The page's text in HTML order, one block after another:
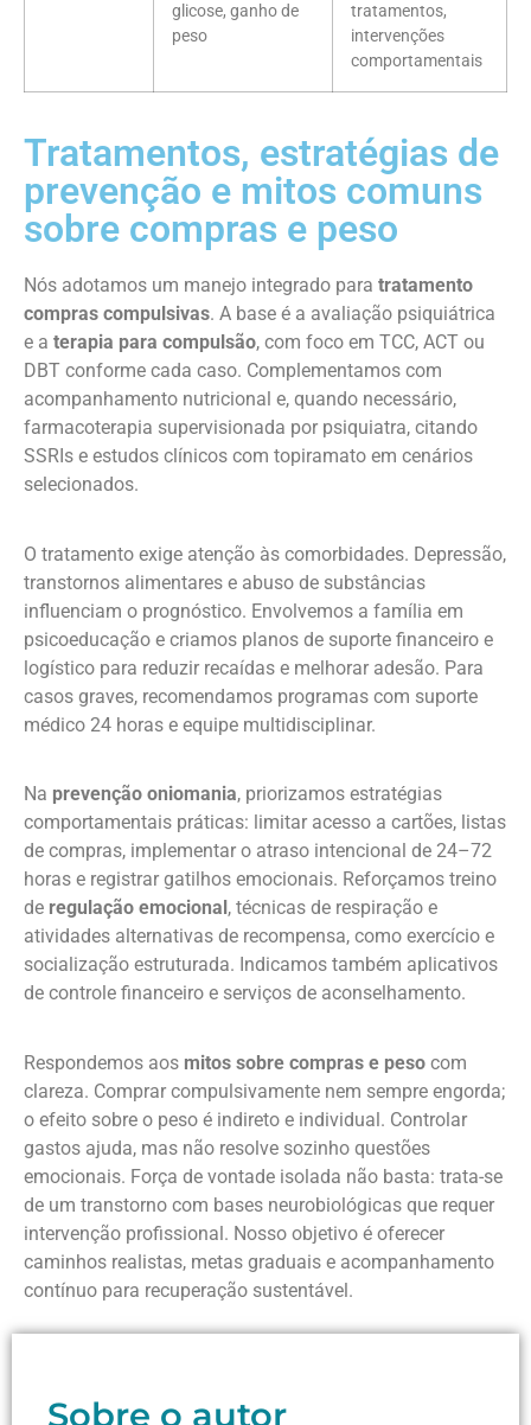
glicose, ganho de
peso
tratamentos,
intervenções
comportamentais
Tratamentos, estratégias de
prevenção e mitos comuns
sobre compras e peso
Nós adotamos um manejo integrado para tratamento
compras compulsivas. A base é a avaliação psiquiátrica
e a terapia para compulsão, com foco em TCC, ACT ou
DBT conforme cada caso. Complementamos com
acompanhamento nutricional e, quando necessário,
farmacoterapia supervisionada por psiquiatra, citando
SSRIs e estudos clínicos com topiramato em cenários
selecionados.
O tratamento exige atenção às comorbidades. Depressão,
transtornos alimentares e abuso de substâncias
influenciam o prognóstico. Envolvemos a família em
psicoeducação e criamos planos de suporte financeiro e
logístico para reduzir recaídas e melhorar adesão. Para
casos graves, recomendamos programas com suporte
médico 24 horas e equipe multidisciplinar.
Na prevenção oniomania, priorizamos estratégias
comportamentais práticas: limitar acesso a cartões, listas
de compras, implementar o atraso intencional de 24–72
horas e registrar gatilhos emocionais. Reforçamos treino
de regulação emocional, técnicas de respiração e
atividades alternativas de recompensa, como exercício e
socialização estruturada. Indicamos também aplicativos
de controle financeiro e serviços de aconselhamento.
Respondemos aos mitos sobre compras e peso com
clareza. Comprar compulsivamente nem sempre engorda;
o efeito sobre o peso é indireto e individual. Controlar
gastos ajuda, mas não resolve sozinho questões
emocionais. Força de vontade isolada não basta: trata-se
de um transtorno com bases neurobiológicas que requer
intervenção profissional. Nosso objetivo é oferecer
caminhos realistas, metas graduais e acompanhamento
contínuo para recuperação sustentável.
Sobre o autor